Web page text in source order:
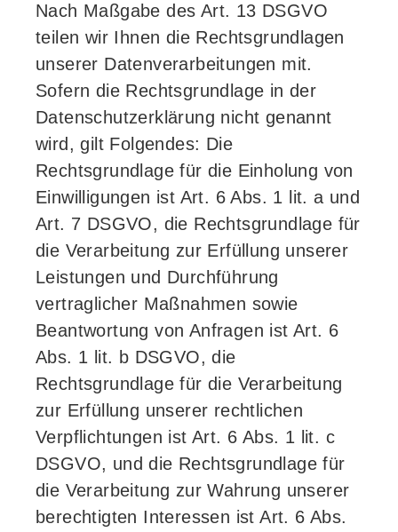
Nach Maßgabe des Art. 13 DSGVO
teilen wir Ihnen die Rechtsgrundlagen
unserer Datenverarbeitungen mit.
Sofern die Rechtsgrundlage in der
Datenschutzerklärung nicht genannt
wird, gilt Folgendes: Die
Rechtsgrundlage für die Einholung von
Einwilligungen ist Art. 6 Abs. 1 lit. a und
Art. 7 DSGVO, die Rechtsgrundlage für
die Verarbeitung zur Erfüllung unserer
Leistungen und Durchführung
vertraglicher Maßnahmen sowie
Beantwortung von Anfragen ist Art. 6
Abs. 1 lit. b DSGVO, die
Rechtsgrundlage für die Verarbeitung
zur Erfüllung unserer rechtlichen
Verpflichtungen ist Art. 6 Abs. 1 lit. c
DSGVO, und die Rechtsgrundlage für
die Verarbeitung zur Wahrung unserer
berechtigten Interessen ist Art. 6 Abs.